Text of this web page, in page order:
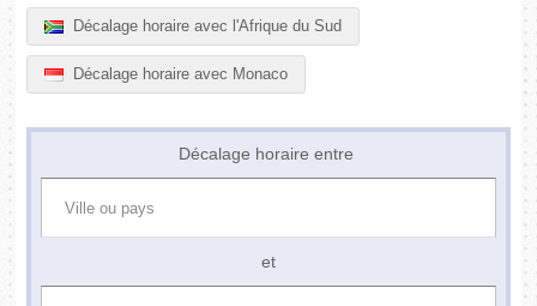
Décalage horaire avec l'Afrique du Sud
Décalage horaire avec Monaco
Décalage horaire entre
et